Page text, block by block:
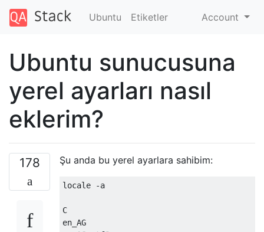
Ubuntu Etiketler Account
Ubuntu sunucusuna
yerel ayarları nasıl
eklerim?
178 Şu anda bu yerel ayarlara sahibim:
locale -a
C
en_AG